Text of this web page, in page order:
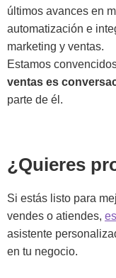
últimos avances en
automatización e
marketing y ventas.
Estamos
ventas es
parte de él.
¿Quieres
Si estás listo para
vendes o atiendes,
asistente
en tu negocio.